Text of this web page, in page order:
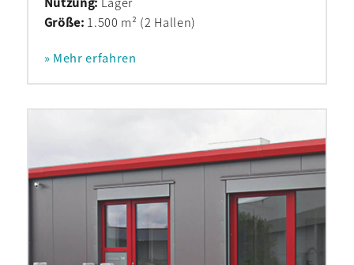
Größe: 1.500 m² (2 Hallen)
» Mehr erfahren